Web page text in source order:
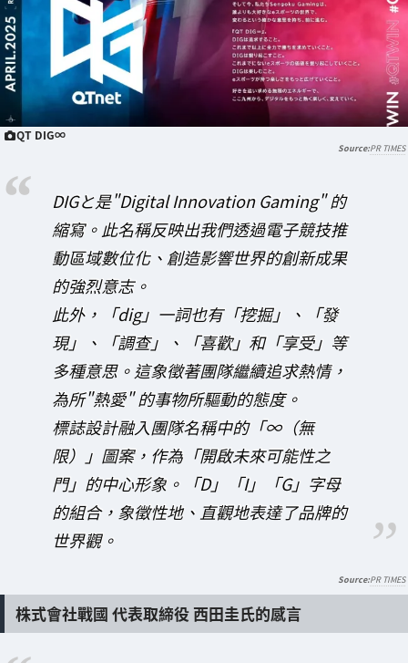
QT DIG∞
PR TIMES
DIGと是"Digital Innovation Gaming" 的
縮寫。此名稱反映出我們透過電子競技推
動區域數位化、創造影響世界的創新成果
的強烈意志。
此外，「dig」一詞也有「挖掘」、「發
現」、「調查」、「喜歡」和「享受」等
多種意思。這象徵著團隊繼續追求熱情，
為所"熱愛" 的事物所驅動的態度。
標誌設計融入團隊名稱中的「∞（無
限）」圖案，作為「開啟未來可能性之
門」的中心形象。「D」「I」「G」字母
的組合，象徵性地、直觀地表達了品牌的
世界觀。
PR TIMES
株式會社戰國 代表取締役 西田圭氏的感言